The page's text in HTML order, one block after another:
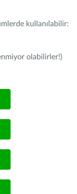
kullanılabilir:
olabilirler!)